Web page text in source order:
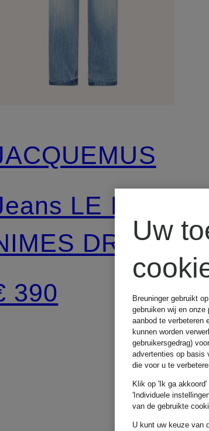
LE DE-
DROIT
Fit
390
Uw
Breuninger gebruikt
gebruiken wij en onze
aanbod te verbeteren
kunnen worden
gebruikersgedrag)
advertenties op basis
die voor u te
Klik op 'Ik ga
'Individuele
van de gebruikte
U kunt uw keuze van